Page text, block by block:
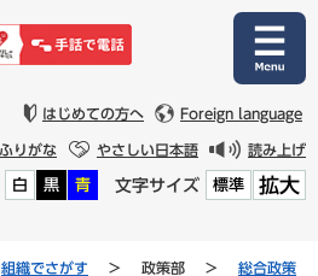
はじめての方へ Foreign language
ふりがな やさしい日本語 読み上げ
白 黒 青 文字サイズ 標準 拡大
組織でさがす > 政策部 >
総合政策